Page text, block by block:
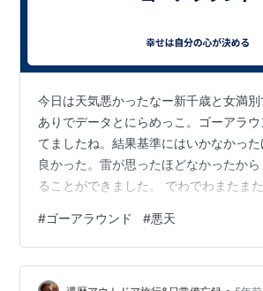
今日は天気悪かったなー新千歳と女満
ありでデータとにらめっこ。ゴーアラ
てましたね。結果基準にはいかなかっ
良かった。雷が思ったほどなかったか
ることができました。 でわでわまたま
#ゴーアラウンド #悪天